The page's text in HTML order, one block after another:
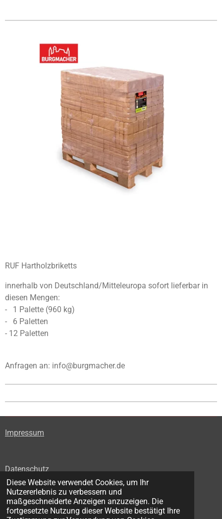
Diese Website verwendet Cookies, um Ihr
Nutzererlebnis zu verbessern und
maßgeschneiderte Anzeigen anzuzeigen. Die
fortgesetzte Nutzung dieser Website bestätigt Ihre
RUF Hartholzbriketts
innerhalb von Deutschland/Mitteleuropa sofort lieferbar in
diesen Mengen:
- 1 Palette (960 kg)
- 6 Paletten
- 12 Paletten
Anfragen an: info@burgmacher.de
Impressum
Datenschutz
Widerrufsbelehrung